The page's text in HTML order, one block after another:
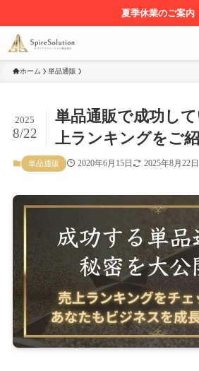
夏季休業のご案内
ホーム 単品通販
単品通販で成功し
上ランキングをご紹
2025
8/22
単品通販 2020年6月15日 2025年8月22日